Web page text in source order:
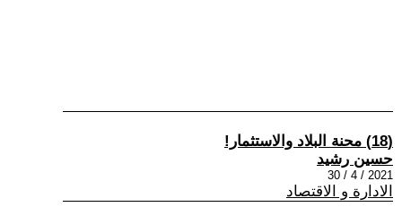
(18) محنة البلاد والاستثمار!
حسين رشيد
2021 / 4 / 30
الادارة و الاقتصاد